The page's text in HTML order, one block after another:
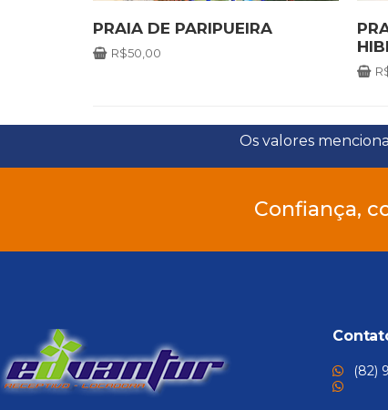
PRAIA DE PARIPUEIRA
R$50,00
Os valores
Confiança,
(82)